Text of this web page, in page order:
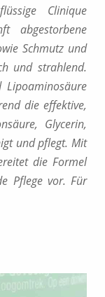
Clinique
abgestorbene
Schmutz und
und strahlend.
Lipoaminosäure
die effektive,
Glycerin,
und pflegt. Mit
die Formel
Pflege vor. Für